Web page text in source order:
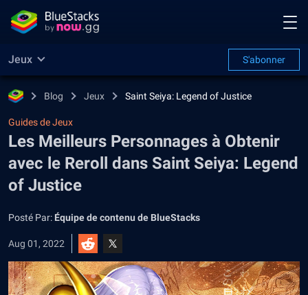
Jeux S'abonner
Blog Jeux Saint Seiya: Legend of Justice
Guides de Jeux
Les Meilleurs Personnages à Obtenir
avec le Reroll dans Saint Seiya: Legend
of Justice
Posté Par: Équipe de contenu de BlueStacks
Aug 01, 2022